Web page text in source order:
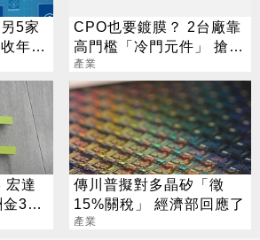
5家
年增
CPO也要鍍膜？ 2台廠靠
高門檻「冷門元件」 搶下
AI關鍵入場券
產業
宏達
387
傳川普擬對多晶矽「徵
15%關稅」 經濟部回應了
產業